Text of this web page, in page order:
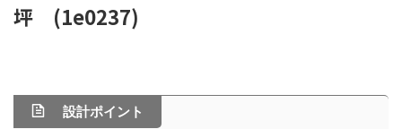
坪 (1e0237)
設計ポイント